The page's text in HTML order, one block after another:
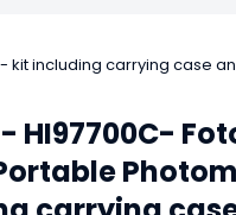
kit including carrying case
- HI97700C-